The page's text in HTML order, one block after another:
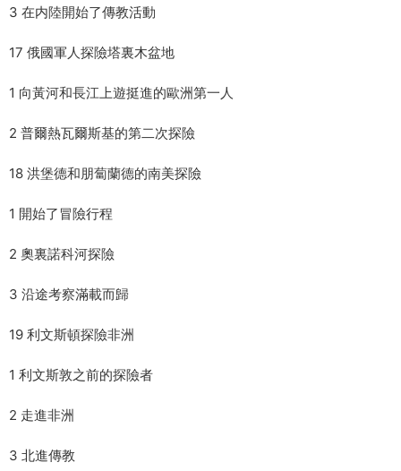
3 在内陸開始了傳教活動
17 俄國軍人探險塔裏木盆地
1 向黃河和長江上遊挺進的歐洲第一人
2 普爾熱瓦爾斯基的第二次探險
18 洪堡德和朋蔔蘭德的南美探險
1 開始了冒險行程
2 奧裏諾科河探險
3 沿途考察滿載而歸
19 利文斯頓探險非洲
1 利文斯敦之前的探險者
2 走進非洲
3 北進傳教